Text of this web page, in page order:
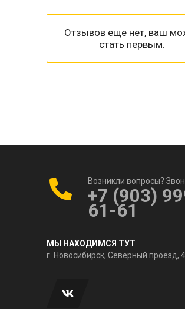
Отзывов еще нет, ваш
стать первым.
Возникли вопросы?
+7 (903)
61-61
МЫ НАХОДИМСЯ ТУТ
г. Новосибирск, Северный проезд,